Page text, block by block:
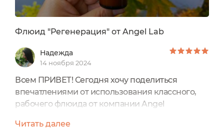
Флюид "Регенерация" от Angel Lab
Надежда
14 ноября 2024
Всем ПРИВЕТ! Сегодня хочу поделиться
впечатлениями от использования классного,
рабочего флюида от компании Angel
стекла 30 мл - 3880 рублей.20 мл - 3230 рублей.5
Читать далее